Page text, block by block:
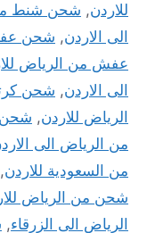
للاردن, شحن شنط من
الى الاردن, شحن
عفش من الرياض
الى الاردن, شحن
الرياض للاردن, شحن
من الرياض الى
من السعودية للاردن,
شحن من الرياض
الرياض الى الزرقاء,